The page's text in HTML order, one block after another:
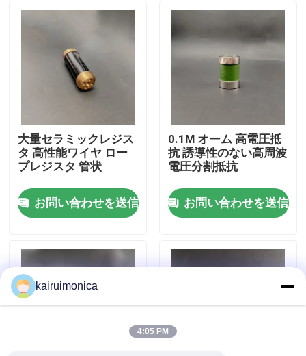
VRショー
私達について
工場旅行
品質管理
接触米国
ニュース
大量セラミックレジス
タ 高性能ワイヤ ロー
プレジスタ 管状
お問い合わせを送信
0.1M オーム 高電圧抵
抗 誘導性のない高周波
電圧分割抵抗
お問い合わせを送信
kairuimonica
4:05 PM